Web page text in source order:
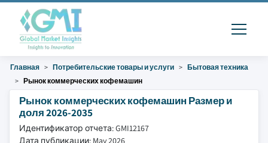
Главная Потребительские товары и услуги
Бытовая техника
Рынок коммерческих кофемашин
Рынок коммерческих кофемашин Размер и
доля 2026-2035
Идентификатор отчета: GMI12167
Дата публикации: May 2026